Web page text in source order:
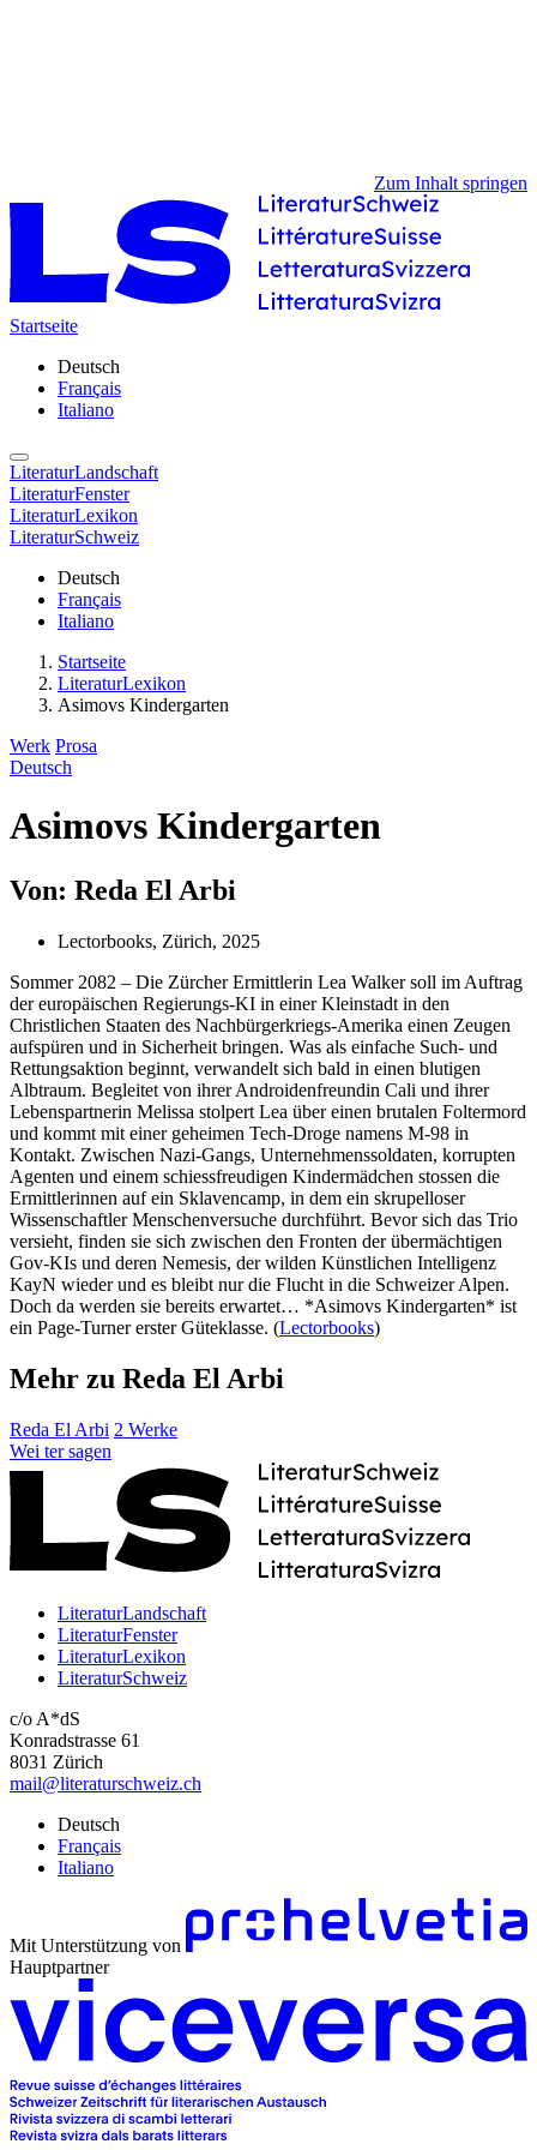
Zum Inhalt springen
Startseite
Deutsch
Français
Italiano
LiteraturLandschaft
LiteraturFenster
LiteraturLexikon
LiteraturSchweiz
Deutsch
Français
Italiano
Startseite
LiteraturLexikon
Asimovs Kindergarten
Werk Prosa
Deutsch
Asimovs Kindergarten
Von: Reda El Arbi
Lectorbooks, Zürich, 2025
Sommer 2082 – Die Zürcher Ermittlerin Lea Walker soll im Auftrag
der europäischen Regierungs-KI in einer Kleinstadt in den
Christlichen Staaten des Nachbürgerkriegs-Amerika einen Zeugen
aufspüren und in Sicherheit bringen. Was als einfache Such- und
Rettungsaktion beginnt, verwandelt sich bald in einen blutigen
Albtraum. Begleitet von ihrer Androidenfreundin Cali und ihrer
Lebenspartnerin Melissa stolpert Lea über einen brutalen Foltermord
und kommt mit einer geheimen Tech-Droge namens M-98 in
Kontakt. Zwischen Nazi-Gangs, Unternehmenssoldaten, korrupten
Agenten und einem schiessfreudigen Kindermädchen stossen die
Ermittlerinnen auf ein Sklavencamp, in dem ein skrupelloser
Wissenschaftler Menschenversuche durchführt. Bevor sich das Trio
versieht, finden sie sich zwischen den Fronten der übermächtigen
Gov-KIs und deren Nemesis, der wilden Künstlichen Intelligenz
KayN wieder und es bleibt nur die Flucht in die Schweizer Alpen.
Doch da werden sie bereits erwartet… *Asimovs Kindergarten* ist
ein Page-Turner erster Güteklasse. (Lectorbooks)
Mehr zu Reda El Arbi
Reda El Arbi 2 Werke
Wei ter sagen
LiteraturLandschaft
LiteraturFenster
LiteraturLexikon
LiteraturSchweiz
c/o A*dS
Konradstrasse 61
8031 Zürich
mail@literaturschweiz.ch
Deutsch
Français
Italiano
Mit Unterstützung von
Hauptpartner